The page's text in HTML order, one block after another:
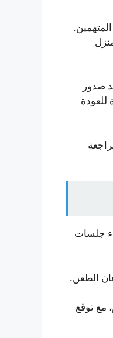
صدور
جلسات
مع توقع